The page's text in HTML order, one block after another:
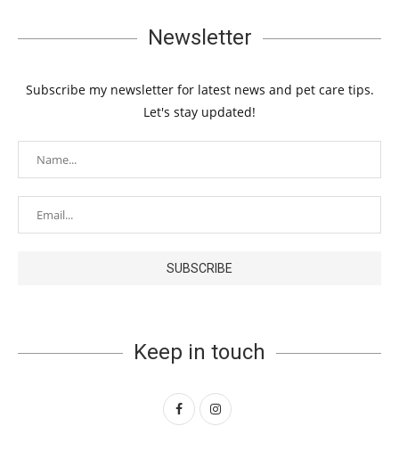
Newsletter
Subscribe my newsletter for latest news and pet care tips.
Let's stay updated!
Keep in touch